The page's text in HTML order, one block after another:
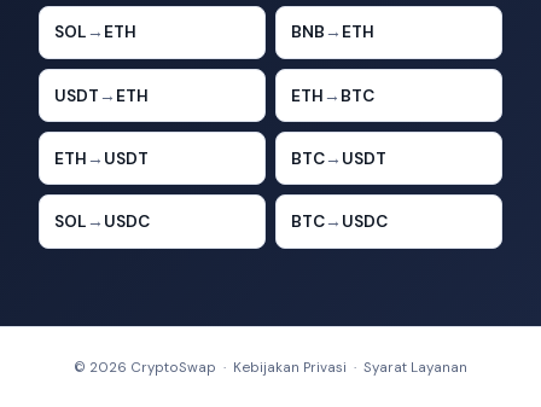
SOL → ETH BNB → ETH
USDT → ETH ETH → BTC
ETH → USDT BTC→ USDT
SOL → USDC BTC→ USDC
© 2026 CryptoSwap · Kebijakan Privasi · Syarat Layanan